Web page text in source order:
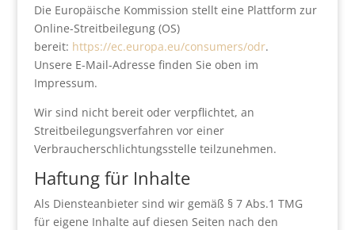
Die Europäische Kommission stellt eine Plattform zur
Online-Streitbeilegung (OS)
bereit: https://ec.europa.eu/consumers/odr.
Unsere E-Mail-Adresse finden Sie oben im
Impressum.
Wir sind nicht bereit oder verpflichtet, an
Streitbeilegungsverfahren vor einer
Verbraucherschlichtungsstelle teilzunehmen.
Haftung für Inhalte
Als Diensteanbieter sind wir gemäß § 7 Abs.1 TMG
für eigene Inhalte auf diesen Seiten nach den